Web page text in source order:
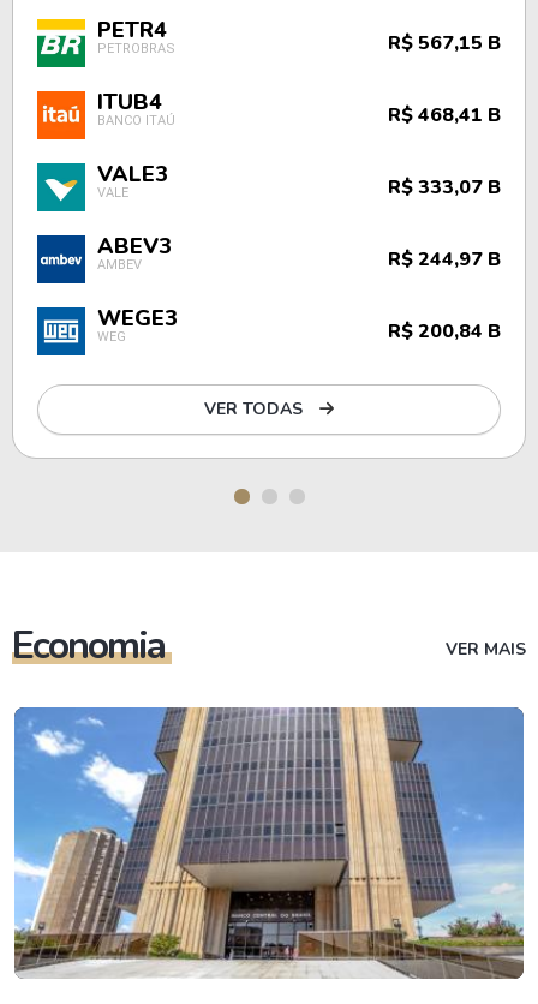
PETR4
PETROBRAS R$ 567,15 B
ITUB4
BANCO ITAÚ R$ 468,41 B
VALE3
VALE R$ 333,07 B
ABEV3
AMBEV R$ 244,97 B
WEGE3
WEG R$ 200,84 B
VER TODAS
Economia VER MAIS